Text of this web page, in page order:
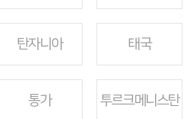
탄자니아 태국
통가 투르크메니스탄